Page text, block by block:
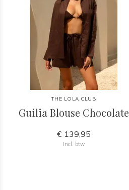
THE LOLA CLUB
Guilia Blouse Chocolate
€ 139,95
Incl. btw